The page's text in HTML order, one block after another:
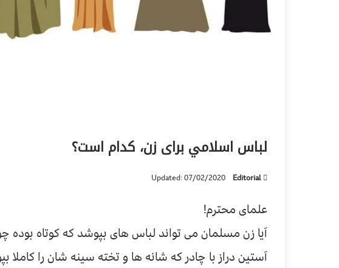
لباس اسلامي براى زن، كدام است؟
Editorial
Updated: 07/02/2020
علمای محترم!
آیا زن مسلمان می تواند لباس های بپوشد كه کوتاه بوده
آستین دراز با چادر که شانه ها و تخته سینه شان را کاملا